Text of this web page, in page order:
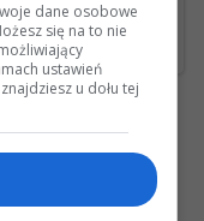
Po odpaleniu silnika nie wchodzą żadne biegi S212 200CGI 2012r
dane osobowe
się na to nie
ustawień
u dołu tej